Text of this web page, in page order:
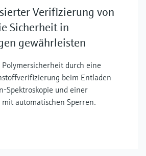
Verifizierung von
Sicherheit in
gewährleisten
Polymersicherheit durch eine
beim Entladen
Spektroskopie und einer
automatischen Sperren.